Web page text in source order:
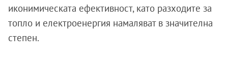
иконимическата ефективност, като разходите за
топло и електроенергия намаляват в значителна
степен.